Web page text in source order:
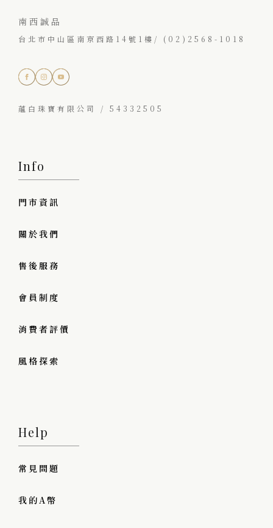
南西誠品
台北市中山區南京西路14號1樓/ (02)2568-1018
蘊白珠寶有限公司 / 54332505
Info
門市資訊
關於我們
售後服務
會員制度
消費者評價
風格探索
Help
常見問題
我的A幣